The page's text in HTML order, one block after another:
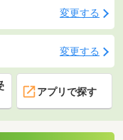
変更する
変更する
アプリで探す